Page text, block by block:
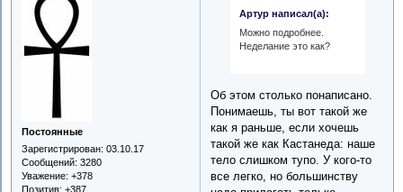
Постоянные
Зарегистрирован: 03.10.17
Сообщений: 3280
Уважение: +378
Позитив: +387
Артур написал(а):
Можно подробнее.
Неделание это как?
Об этом столько понаписано.
Понимаешь, ты вот такой же
как я раньше, если хочешь
такой же как Кастанеда: наше
тело слишком тупо. У кого-то
все легко, но большинству